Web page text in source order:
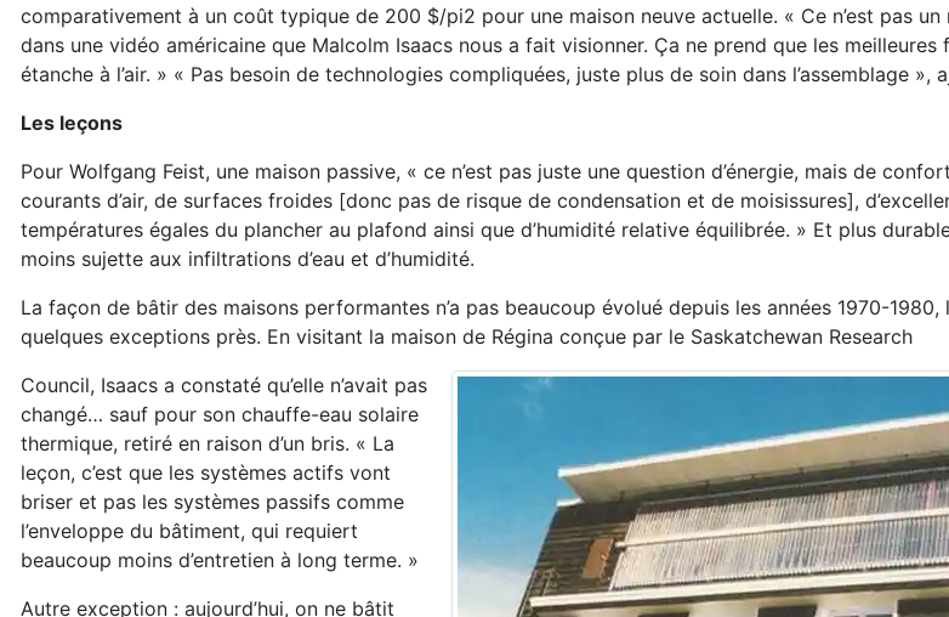
comparativement à un coût typique de 200 $/pi2 pour une maison neuve actuelle. « Ce n’est pas
dans une vidéo américaine que Malcolm Isaacs nous a fait visionner. Ça ne prend que les
étanche à l’air. » « Pas besoin de technologies compliquées, juste plus de soin dans l’assemblage »,
Les leçons
Pour Wolfgang Feist, une maison passive, « ce n’est pas juste une question d’énergie, mais de
courants d’air, de surfaces froides [donc pas de risque de condensation et de moisissures],
températures égales du plancher au plafond ainsi que d’humidité relative équilibrée. » Et plus
moins sujette aux infiltrations d’eau et d’humidité.
La façon de bâtir des maisons performantes n’a pas beaucoup évolué depuis les années 1970-1980,
quelques exceptions près. En visitant la maison de Régina conçue par le Saskatchewan Research
Council, Isaacs a constaté qu’elle n’avait pas
changé… sauf pour son chauffe-eau solaire
thermique, retiré en raison d’un bris. « La
leçon, c’est que les systèmes actifs vont
briser et pas les systèmes passifs comme
l’enveloppe du bâtiment, qui requiert
beaucoup moins d’entretien à long terme. »
Autre exception : aujourd’hui, on ne bâtit